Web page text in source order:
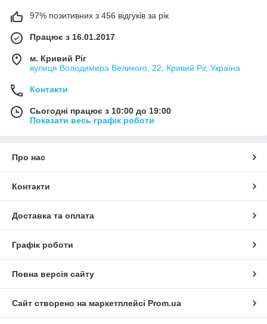
97% позитивних з 456 відгуків за рік
Працює з 16.01.2017
м. Кривий Ріг
вулиця Володимира Великого, 22, Кривий Ріг, Україна
Контакти
Сьогодні працює з 10:00 до 19:00
Показати весь графік роботи
Про нас
Контакти
Доставка та оплата
Графік роботи
Повна версія сайту
Сайт створено на маркетплейсі Prom.ua